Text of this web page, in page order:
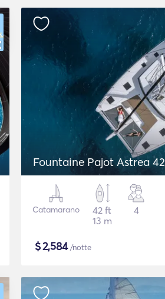
Fountaine Pajot Astrea 42
Catamarano
42 ft
13 m
4
$2,584/notte